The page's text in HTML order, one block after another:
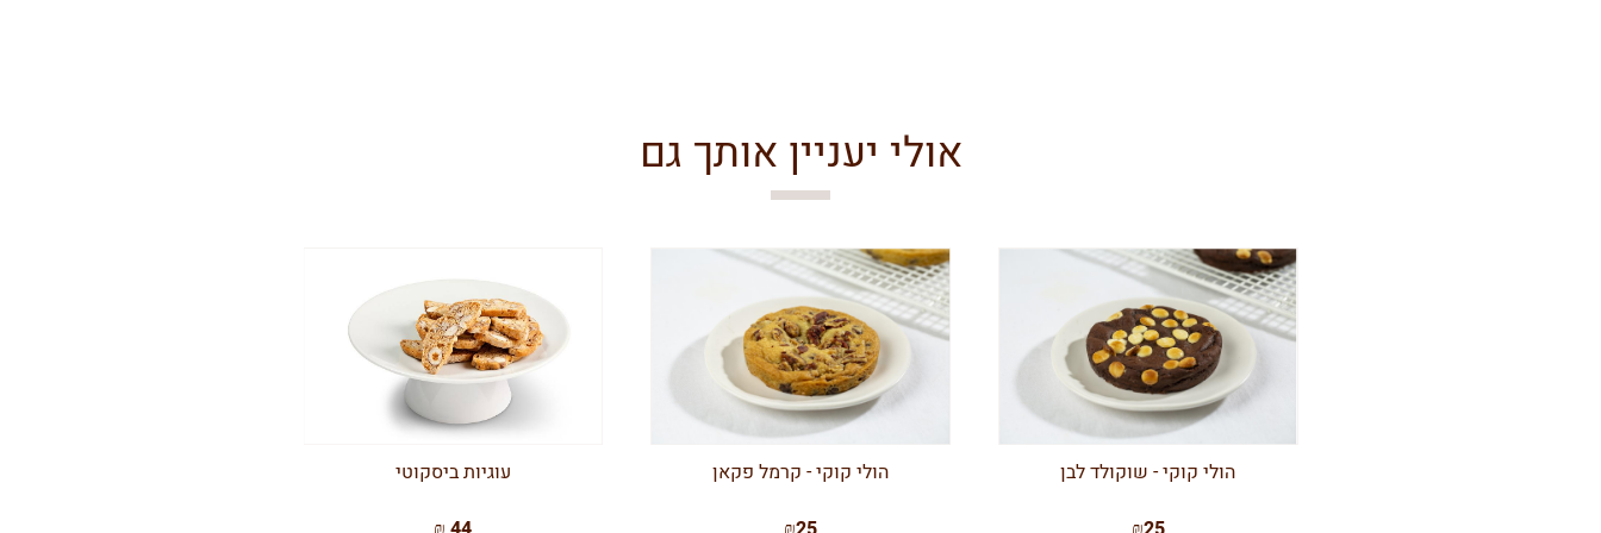
אולי יעניין אותך גם
הולי קוקי - שוקולד לבן
הולי קוקי - קרמל פקאן
עוגיות ביסקוטי